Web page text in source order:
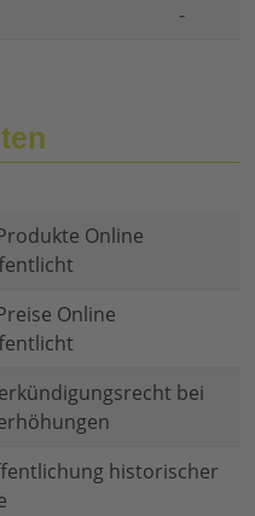
-
Online
Online
bei
historischer